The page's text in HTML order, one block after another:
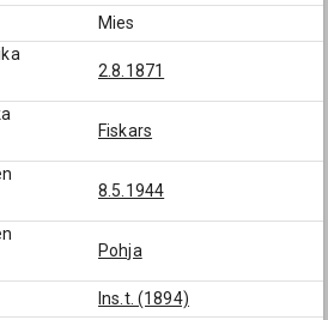
Mies
2.8.1871
Fiskars
8.5.1944
Pohja
Ins.t. (1894)